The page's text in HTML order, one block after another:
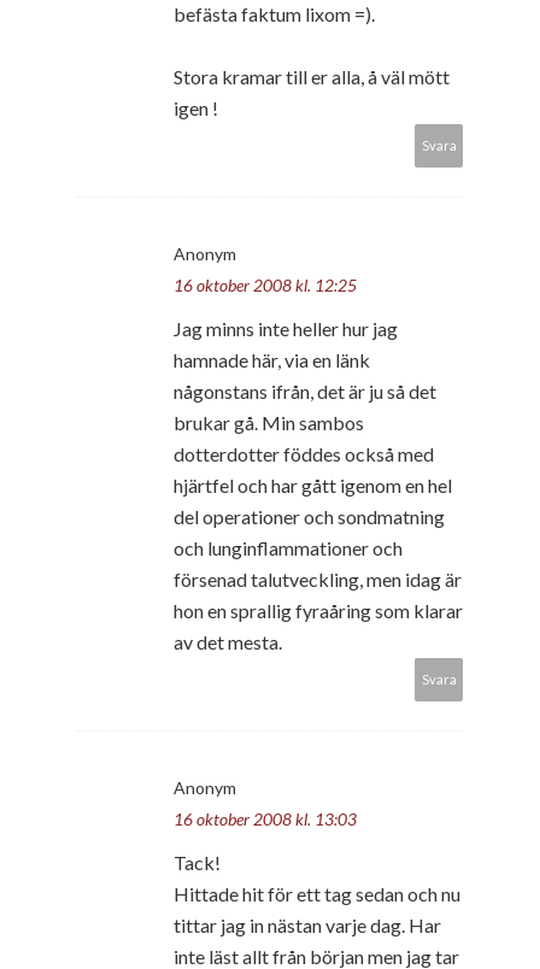
befästa faktum lixom =).
Stora kramar till er alla, å väl mött
igen !
Svara
Anonym
16 oktober 2008 kl. 12:25
Jag minns inte heller hur jag
hamnade här, via en länk
någonstans ifrån, det är ju så det
brukar gå. Min sambos
dotterdotter föddes också med
hjärtfel och har gått igenom en hel
del operationer och sondmatning
och lunginflammationer och
försenad talutveckling, men idag är
hon en sprallig fyraåring som klarar
av det mesta.
Svara
Anonym
16 oktober 2008 kl. 13:03
Tack!
Hittade hit för ett tag sedan och nu
tittar jag in nästan varje dag. Har
inte läst allt från början men jag tar